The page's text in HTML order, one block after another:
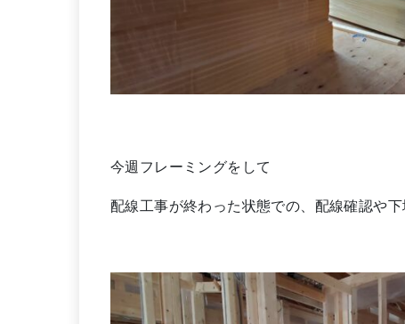
今週フレーミングをして
配線工事が終わった状態での、配線確認や下